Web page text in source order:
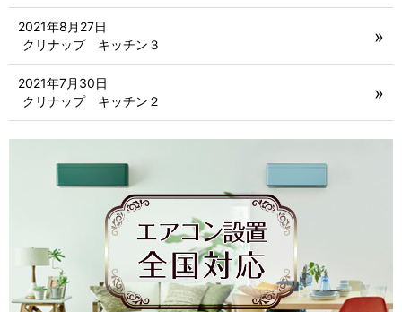
クリナップ キッチン３
2021年8月27日
クリナップ キッチン２
2021年7月30日